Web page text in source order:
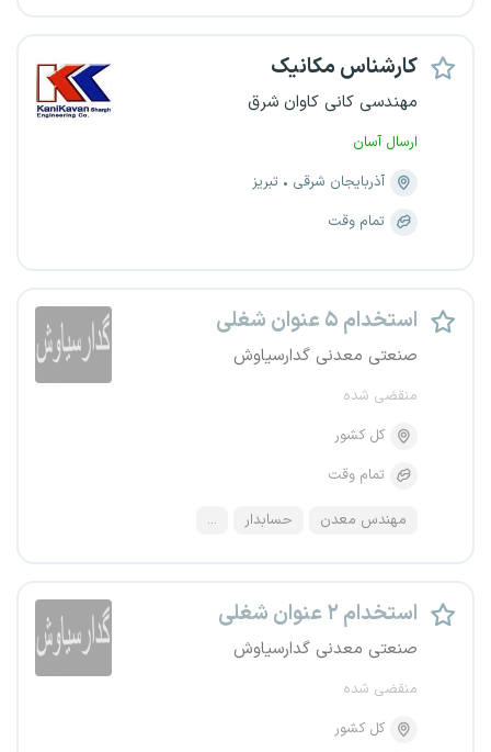
کارشناس مکانیک
مهندسی کانی کاوان شرق
ارسال آسان
آذربایجان شرقی
تبریز
تمام وقت
استخدام ۵ عنوان شغلی
صنعتی معدنی گدارسیاوش
منقضی شده
کل کشور
تمام وقت
مهندس معدن حسابدار ...
استخدام ۲ عنوان شغلی
صنعتی معدنی گدارسیاوش
منقضی شده
کل کشور